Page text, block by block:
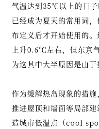
气温达到35℃以上的日
已经成为夏天的常用词
布定义后才开始使用的
上升0.6℃左右，但东京
为这其中大半原因是由于
作为缓解热岛现象的措
推进屋顶和墙面等局部
造城市低温点（cool